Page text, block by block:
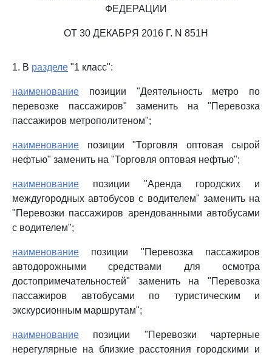
ФЕДЕРАЦИИ
ОТ 30 ДЕКАБРЯ 2016 Г. N 851Н
1. В разделе "1 класс":
наименование позиции "Деятельность метро по
перевозке пассажиров" заменить на "Перевозка
пассажиров метрополитеном";
наименование позиции "Торговля оптовая сырой
нефтью" заменить на "Торговля оптовая нефтью";
наименование позиции "Аренда городских и
междугородных автобусов с водителем" заменить на
"Перевозки пассажиров арендованными автобусами
с водителем";
наименование позиции "Перевозка пассажиров
автодорожными средствами для осмотра
достопримечательностей" заменить на "Перевозка
пассажиров автобусами по туристическим и
экскурсионным маршрутам";
наименование позиции "Перевозки чартерные
нерегулярные на близкие расстояния городскими и